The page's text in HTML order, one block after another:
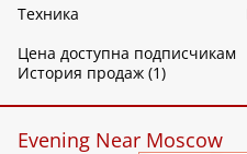
Техника
Цена доступна подписчикам
История продаж (1)
Evening Near Moscow